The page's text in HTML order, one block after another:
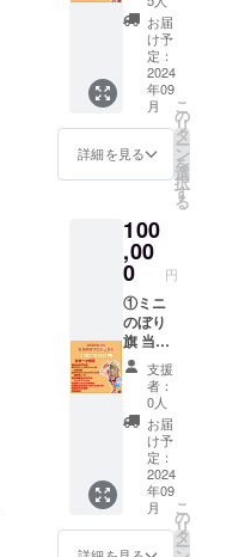
名前は
虹空ぴ
いたの
直筆で
入れさ
せてい
ただき
ます。
に直筆
サイン
入れた
ものを
ご自宅
へ郵送
させて
いただ
きま
す。 ②
フラ
ワース
タンド
への名
前掲載
当日会
場にあ
ニのぼ
り旗を
作成い
たしま
す。 ミ
ニのぼ
り旗に
は、生
誕祭支
援者様
前
（ニッ
クネー
ム可）
を掲載
させて
いただ
きま
す。 お
名前は
虹空ぴ
いたの
直筆で
入れさ
せてい
ただき
ます。
後日、
お届
け予
定：
2024
年09
月
詳細を見る
こ
の
リ
タ
ー
ン
を
選
択
す
る
100
,00
0 円
①ミニ
のぼり
旗 当日
の装飾
に使用
するミ
ニのぼ
り旗を
作成い
たしま
す。 ミ
ニのぼ
り旗に
は、生
支援
者：
0人
お届
け予
定：
2024
年09
月
こ
の
リ
タ
ー